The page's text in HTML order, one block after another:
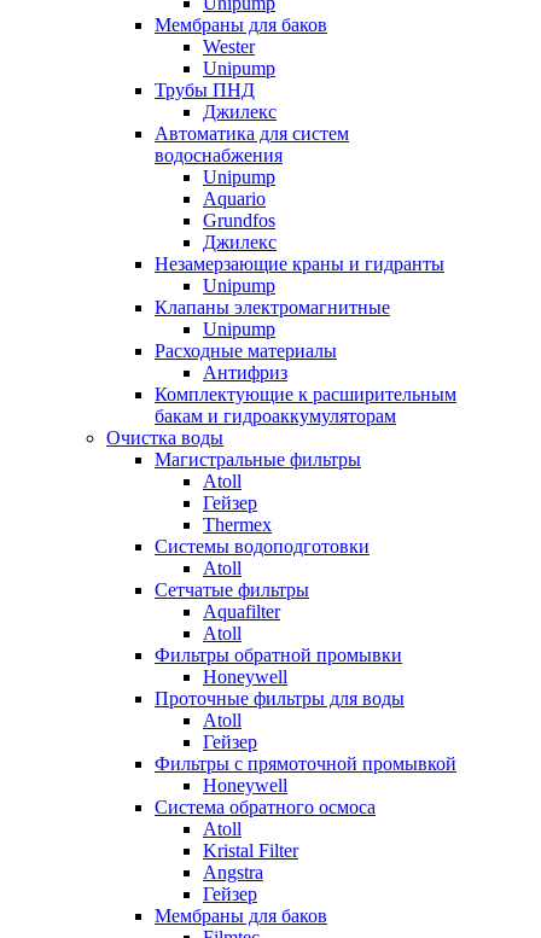
Мембраны для баков
Wester
Unipump
Трубы ПНД
Джилекс
Автоматика для систем
водоснабжения
Unipump
Aquario
Grundfos
Джилекс
Незамерзающие краны и гидранты
Unipump
Клапаны электромагнитные
Unipump
Расходные материалы
Антифриз
Комплектующие к расширительным
бакам и гидроаккумуляторам
Очистка воды
Магистральные фильтры
Atoll
Гейзер
Thermex
Системы водоподготовки
Atoll
Сетчатые фильтры
Aquafilter
Atoll
Фильтры обратной промывки
Honeywell
Проточные фильтры для воды
Atoll
Гейзер
Фильтры с прямоточной промывкой
Honeywell
Система обратного осмоса
Atoll
Kristal Filter
Angstra
Гейзер
Мембраны для баков